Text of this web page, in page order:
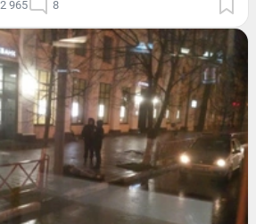
2 965 8